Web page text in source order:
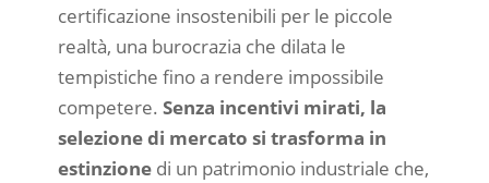
certificazione insostenibili per le piccole
realtà, una burocrazia che dilata le
tempistiche fino a rendere impossibile
competere. Senza incentivi mirati, la
selezione di mercato si trasforma in
estinzionedi un patrimonio industriale che,